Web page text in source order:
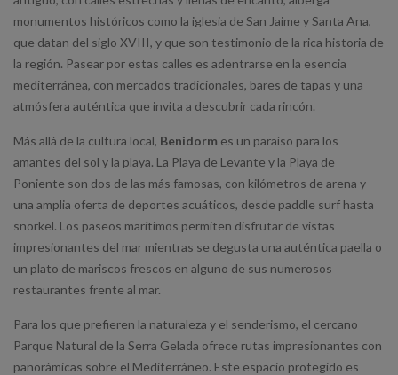
monumentos históricos como la iglesia de San Jaime y Santa Ana,
que datan del siglo XVIII, y que son testimonio de la rica historia de
la región. Pasear por estas calles es adentrarse en la esencia
mediterránea, con mercados tradicionales, bares de tapas y una
atmósfera auténtica que invita a descubrir cada rincón.
Más allá de la cultura local, Benidorm es un paraíso para los
amantes del sol y la playa. La Playa de Levante y la Playa de
Poniente son dos de las más famosas, con kilómetros de arena y
una amplia oferta de deportes acuáticos, desde paddle surf hasta
snorkel. Los paseos marítimos permiten disfrutar de vistas
impresionantes del mar mientras se degusta una auténtica paella o
un plato de mariscos frescos en alguno de sus numerosos
restaurantes frente al mar.
Para los que prefieren la naturaleza y el senderismo, el cercano
Parque Natural de la Serra Gelada ofrece rutas impresionantes con
panorámicas sobre el Mediterráneo. Este espacio protegido es